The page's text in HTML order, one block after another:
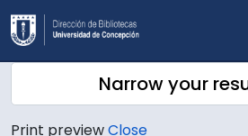
Skip to main content
Narrow your
Print previewClose